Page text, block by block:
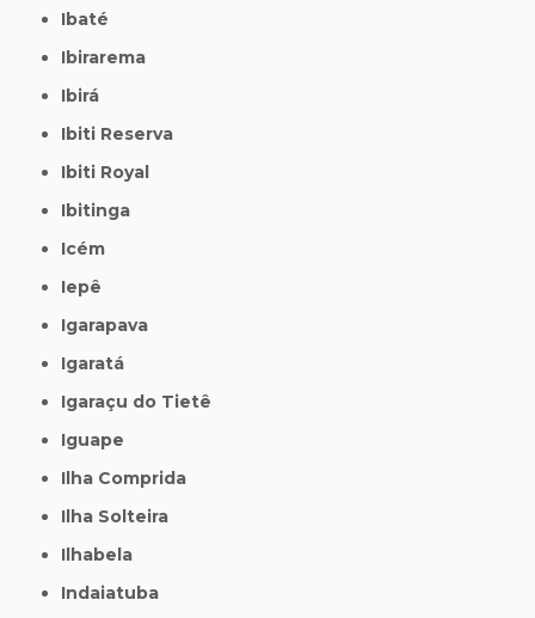
Ibaté
Ibirarema
Ibirá
Ibiti Reserva
Ibiti Royal
Ibitinga
Icém
Iepê
Igarapava
Igaratá
Igaraçu do Tietê
Iguape
Ilha Comprida
Ilha Solteira
Ilhabela
Indaiatuba